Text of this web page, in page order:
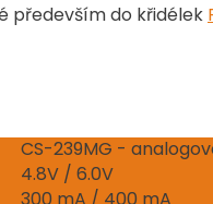
především do křidélek
CS-239MG -
4.8V / 6.0V
300 mA / 400 mA